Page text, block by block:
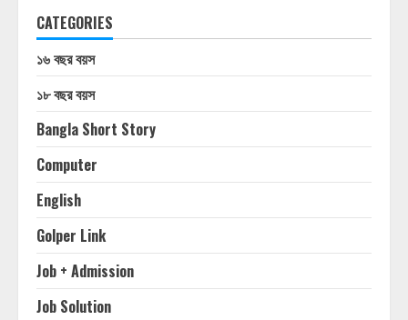
CATEGORIES
১৬ বছর বয়স
১৮ বছর বয়স
Bangla Short Story
Computer
English
Golper Link
Job + Admission
Job Solution